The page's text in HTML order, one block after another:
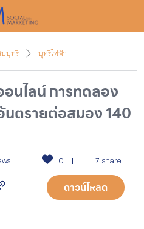
บุหรี่ บุหรี่ไฟฟ้า
นไลน์ การทดลอง
นตรายต่อสมอง 140
0 7 share
ดาวน์โหลด